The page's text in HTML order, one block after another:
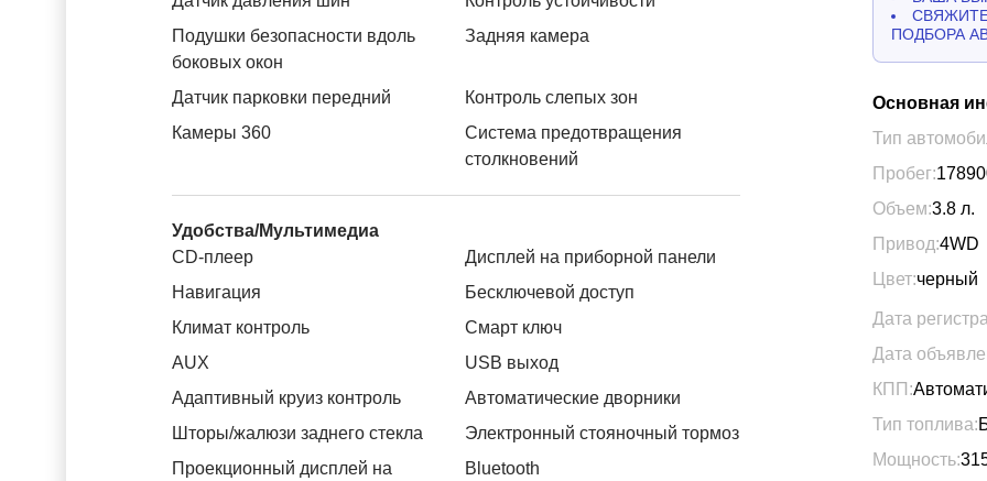
Подушки безопасности вдоль
боковых окон
Задняя камера
Датчик парковки передний
Контроль слепых зон
Камеры 360
Система предотвращения
столкновений
Удобства/Мультимедиа
CD-плеер
Дисплей на приборной панели
Навигация
Бесключевой доступ
Климат контроль
Смарт ключ
AUX
USB выход
Адаптивный круиз контроль
Автоматические дворники
Шторы/жалюзи заднего стекла
Электронный стояночный тормоз
Проекционный дисплей на
Bluetooth
ПОДБОРА
Основная
Тип
Пробег:
Объем:3.8 л.
Привод:4WD
Цвет:черный
Дата
Дата
КПП:
Тип топлива:
Мощность: